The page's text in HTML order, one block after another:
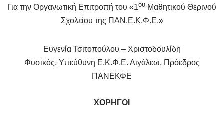
Για την Οργανωτική Επιτροπή του «1ου Μαθητικού Θερινού
Σχολείου της ΠΑΝ.Ε.Κ.Φ.Ε.»
Ευγενία Τσιτοπούλου – Χριστοδουλίδη
Φυσικός, Υπεύθυνη Ε.Κ.Φ.Ε. Αιγάλεω, Πρόεδρος
ΠΑΝΕΚΦΕ
ΧΟΡΗΓΟΙ